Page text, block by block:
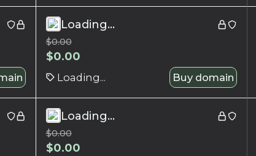
Loading...
$0.00
$0.00
Loading... Buy domain
Loading...
$0.00
$0.00